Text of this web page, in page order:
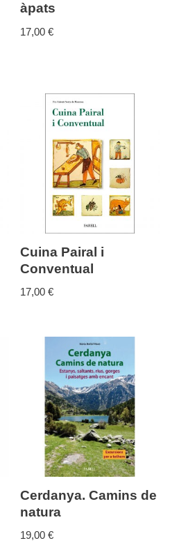
àpats
17,00€
Cuina Pairal i
Conventual
17,00€
Cerdanya. Camins de
natura
19,00€